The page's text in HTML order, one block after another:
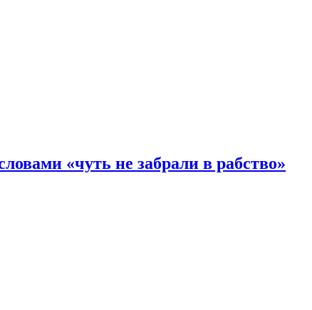
«чуть не забрали в рабство»